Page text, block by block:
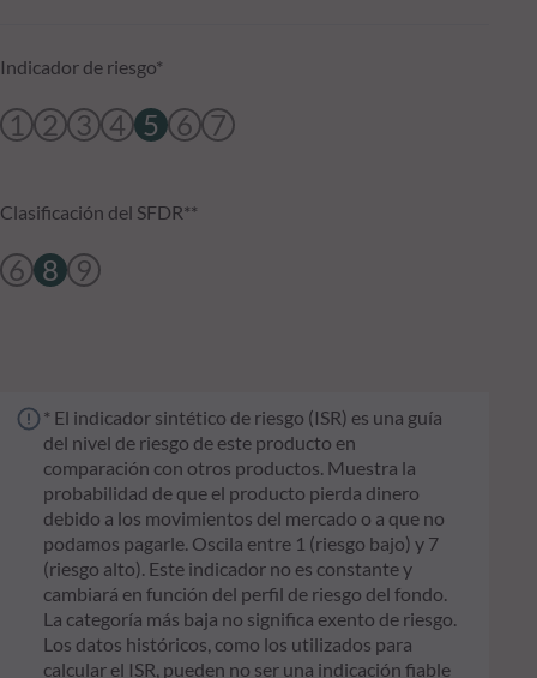
Indicador de riesgo*
1 2 3 4 5 6 7
Clasificación del SFDR**
6 8 9
* El indicador sintético de riesgo (ISR) es una guía
del nivel de riesgo de este producto en
comparación con otros productos. Muestra la
probabilidad de que el producto pierda dinero
debido a los movimientos del mercado o a que no
podamos pagarle. Oscila entre 1 (riesgo bajo) y 7
(riesgo alto). Este indicador no es constante y
cambiará en función del perfil de riesgo del fondo.
La categoría más baja no significa exento de riesgo.
Los datos históricos, como los utilizados para
calcular el ISR, pueden no ser una indicación fiable